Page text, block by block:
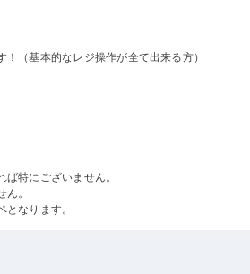
（基本的なレジ操作が全て出来る方）
特にございません。
。
なります。